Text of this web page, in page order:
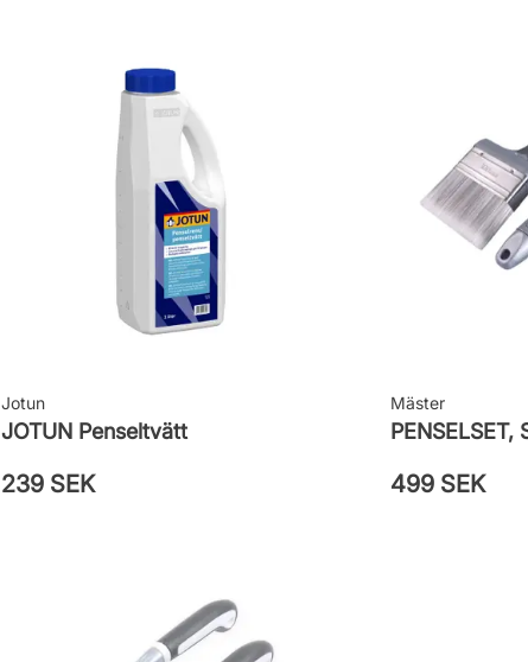
Jotun
JOTUN Penseltvätt
239 SEK
Mäster
499 SEK